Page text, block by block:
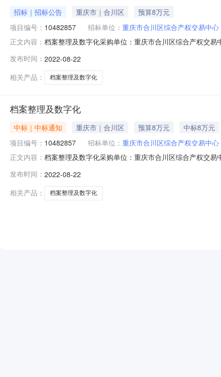
招标｜招标公告 重庆市｜合川区
预算8万元
项目编号： 10482857 招标单位： 重庆市合川区综合产权交易中心
正文内容： 档案整理及数字化采购单位：重庆市合川区综合产权交
发布时间： 2022-08-22
相关产品：
档案整理及数字化
档案整理及数字化
中标｜中标通知 重庆市｜合川区 预算8万元
中标8万元
项目编号： 10482857 招标单位： 重庆市合川区综合产权交易中心
正文内容： 档案整理及数字化采购单位：重庆市合川区综合产权交
发布时间： 2022-08-22
相关产品：
档案整理及数字化